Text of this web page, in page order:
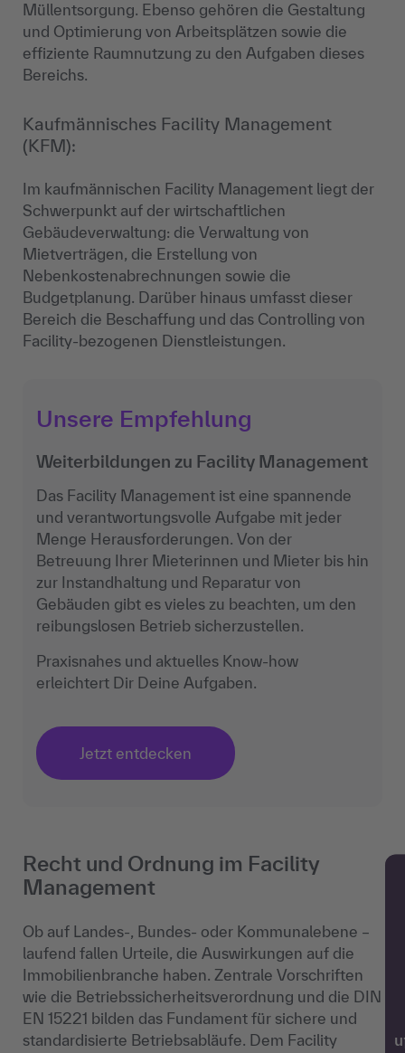
Müllentsorgung. Ebenso gehören die Gestaltung
und Optimierung von Arbeitsplätzen sowie die
effiziente Raumnutzung zu den Aufgaben dieses
Bereichs.
Kaufmännisches Facility Management
(KFM):
Im kaufmännischen Facility Management liegt der
Schwerpunkt auf der wirtschaftlichen
Gebäudeverwaltung: die Verwaltung von
Mietverträgen, die Erstellung von
Nebenkostenabrechnungen sowie die
Budgetplanung. Darüber hinaus umfasst dieser
Bereich die Beschaffung und das Controlling von
Facility-bezogenen Dienstleistungen.
Unsere Empfehlung
Weiterbildungen zu Facility Management
Das Facility Management ist eine spannende
und verantwortungsvolle Aufgabe mit jeder
Menge Herausforderungen. Von der
Betreuung Ihrer Mieterinnen und Mieter bis hin
zur Instandhaltung und Reparatur von
Gebäuden gibt es vieles zu beachten, um den
reibungslosen Betrieb sicherzustellen.
Praxisnahes und aktuelles Know-how
erleichtert Dir Deine Aufgaben.
Jetzt entdecken
Recht und Ordnung im Facility
Management
Ob auf Landes-, Bundes- oder Kommunalebene –
laufend fallen Urteile, die Auswirkungen auf die
Immobilienbranche haben. Zentrale Vorschriften
wie die Betriebssicherheitsverordnung und die DIN
EN 15221 bilden das Fundament für sichere und
standardisierte Betriebsabläufe. Dem Facility